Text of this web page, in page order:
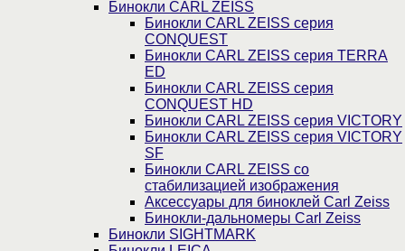
Бинокли CARL ZEISS
Бинокли CARL ZEISS серия
CONQUEST
Бинокли CARL ZEISS серия TERRA
ED
Бинокли CARL ZEISS серия
CONQUEST HD
Бинокли CARL ZEISS серия VICTORY
Бинокли CARL ZEISS серия VICTORY
SF
Бинокли CARL ZEISS со
стабилизацией изображения
Аксессуары для биноклей Carl Zeiss
Бинокли-дальномеры Carl Zeiss
Бинокли SIGHTMARK